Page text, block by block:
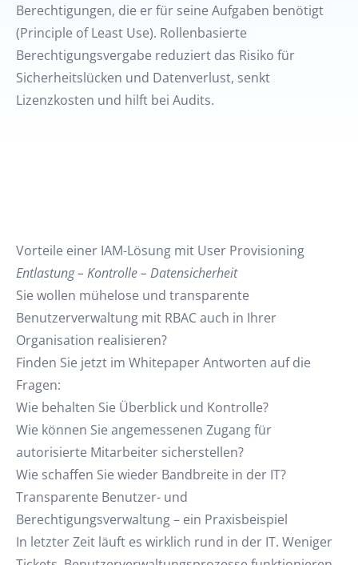
Berechtigungen, die er für seine Aufgaben benötigt
(Principle of Least Use). Rollenbasierte
Berechtigungsvergabe reduziert das Risiko für
Sicherheitslücken und Datenverlust, senkt
Lizenzkosten und hilft bei Audits.
Vorteile einer IAM-Lösung mit User Provisioning
Entlastung – Kontrolle – Datensicherheit
Sie wollen mühelose und transparente
Benutzerverwaltung mit RBAC auch in Ihrer
Organisation realisieren?
Finden Sie jetzt im Whitepaper Antworten auf die
Fragen:
Wie behalten Sie Überblick und Kontrolle?
Wie können Sie angemessenen Zugang für
autorisierte Mitarbeiter sicherstellen?
Wie schaffen Sie wieder Bandbreite in der IT?
Transparente Benutzer- und
Berechtigungsverwaltung – ein Praxisbeispiel
In letzter Zeit läuft es wirklich rund in der IT. Weniger